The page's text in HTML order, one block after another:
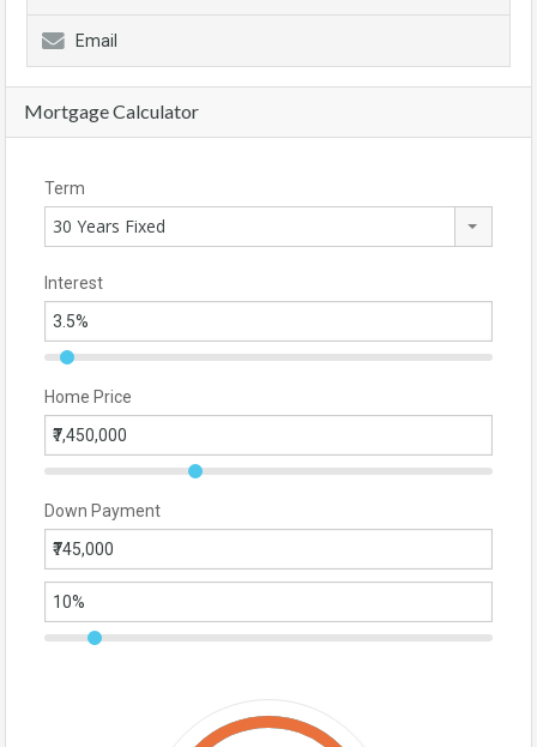
Email
Mortgage Calculator
Term
30 Years Fixed
Interest
Home Price
Down Payment